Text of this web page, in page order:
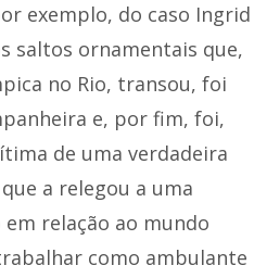
exemplo, do caso Ingrid
saltos ornamentais que,
no Rio, transou, foi
e, por fim, foi,
de uma verdadeira
a relegou a uma
relação ao mundo
como ambulante